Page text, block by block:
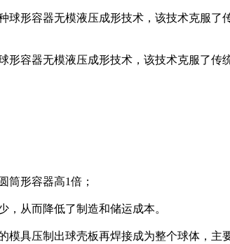
形容器无模液压成形技术，该技术克服
容器无模液压成形技术，该技术克服了
形容器高1倍；
从而降低了制造和储运成本。
压制出球壳板再焊接成为整个球体，主